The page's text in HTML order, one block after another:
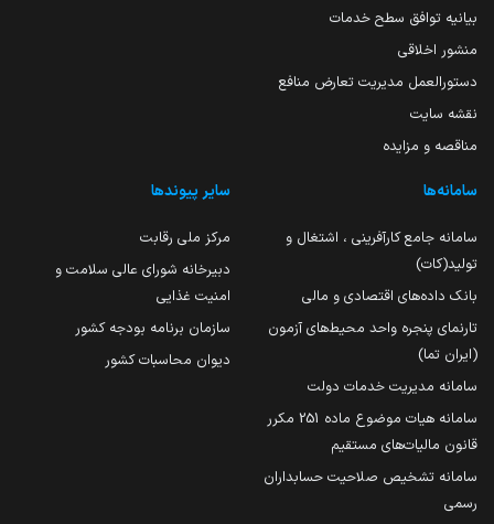
بیانیه توافق سطح خدمات
منشور اخلاقی
دستورالعمل مدیریت تعارض منافع
نقشه سایت
مناقصه و مزایده
سامانه‌ها
سامانه جامع کارآفرینی ، اشتغال و
تولید(کات)
بانک داده‌های اقتصادی و مالی
تارنمای پنجره واحد محیط‌های آزمون
(ایران تما)
سامانه مدیریت خدمات دولت
سامانه هیات موضوع ماده 251 مکرر
قانون مالیات‌های مستقیم
سامانه تشخیص صلاحیت حسابداران
رسمی
سایر پیوندها
مرکز ملی رقابت
دبیرخانه شورای عالی سلامت و
امنیت غذایی
سازمان برنامه بودجه کشور
دیوان محاسبات کشور